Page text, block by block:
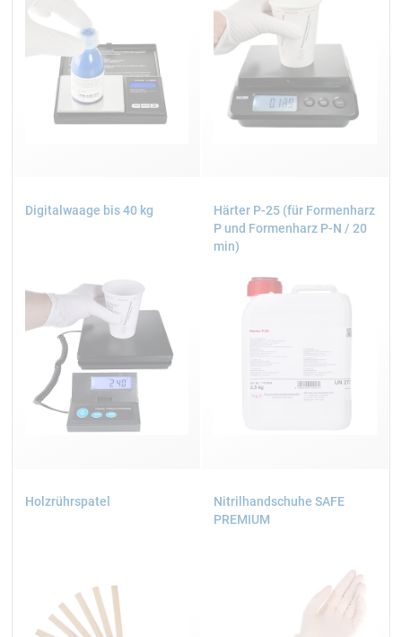
Digitalwaage bis 40 kg
Härter P-25 (für Formenharz
P und Formenharz P-N / 20
min)
Holzrührspatel
Nitrilhandschuhe SAFE
PREMIUM